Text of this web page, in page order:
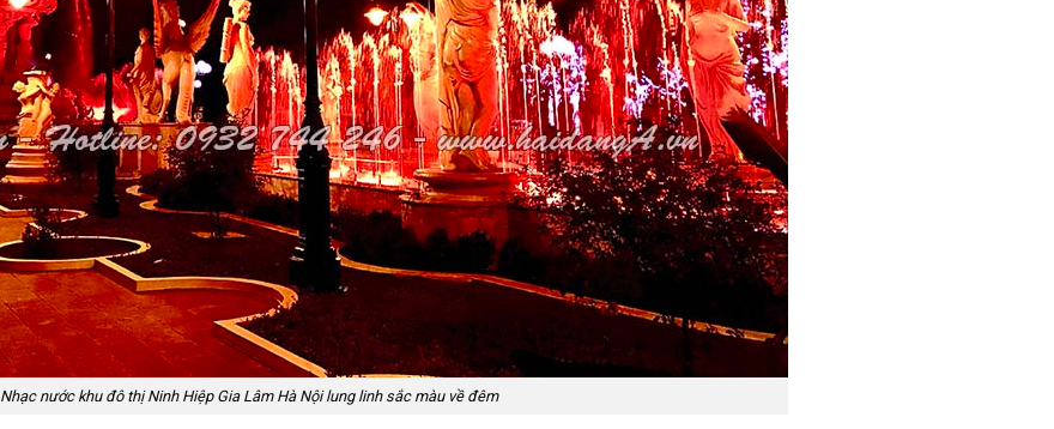
Nhạc nước khu đô thị Ninh Hiệp Gia Lâm Hà Nội lung linh sắc màu về đêm